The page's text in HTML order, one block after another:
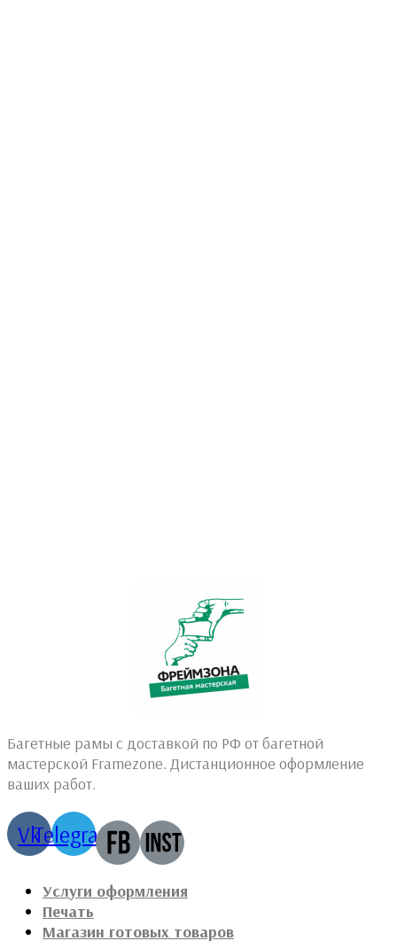
Багетные рамы с доставкой по РФ от багетной
мастерской Framezone. Дистанционное оформление
ваших работ.
VkTelegram
Услуги оформления
Печать
Магазин готовых товаров